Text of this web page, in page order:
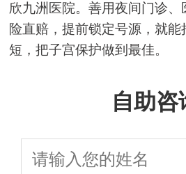
欣九洲医院。善用夜间门诊
险直赔，提前锁定号源，就
短，把子宫保护做到最佳。
自助咨